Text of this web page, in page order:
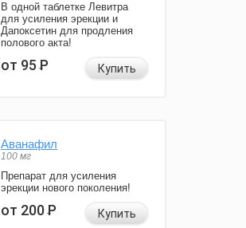
В одной таблетке Левитра
для усиления эрекции и
Дапоксетин для продления
полового акта!
от 95Р Купить
Аванафил
100 мг
Препарат для усиления
эрекции нового поколения!
от 200Р Купить